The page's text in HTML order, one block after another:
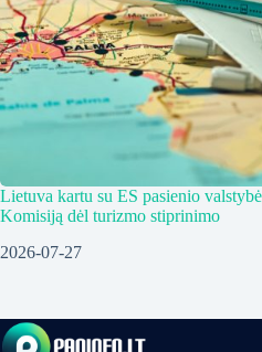
Lietuva kartu su ES pasienio
Komisiją dėl turizmo stiprinimo
2026-07-27